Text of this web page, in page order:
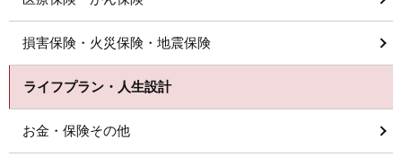
損害保険・火災保険・地震保険
ライフプラン・人生設計
お金・保険その他